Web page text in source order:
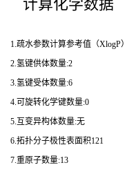
计算化学数据
1.疏水参数计算参考值（XlogP
2.氢键供体数量:2
3.氢键受体数量:6
4.可旋转化学键数量:0
5.互变异构体数量:无
6.拓扑分子极性表面积121
7.重原子数量:13